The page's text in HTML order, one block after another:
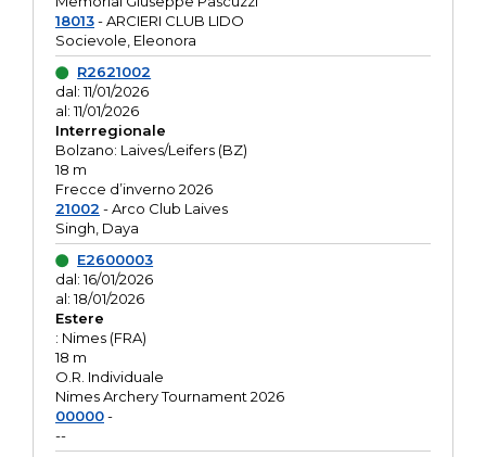
18013- ARCIERI CLUB LIDO
Socievole, Eleonora
R2621002
dal: 11/01/2026
al: 11/01/2026
Interregionale
Bolzano: Laives/Leifers (BZ)
18 m
Frecce d’inverno 2026
21002 - Arco Club Laives
Singh, Daya
E2600003
dal: 16/01/2026
al: 18/01/2026
Estere
: Nimes (FRA)
18 m
O.R. Individuale
Nimes Archery Tournament 2026
00000-
--